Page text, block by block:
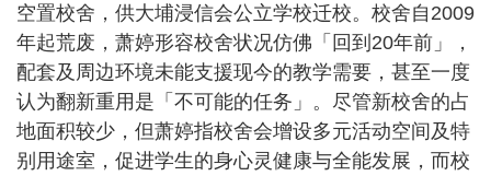
空置校舍，供大埔浸信会公立学校迁校。校舍自2009
年起荒废，萧婷形容校舍状况仿佛「回到20年前」，
配套及周边环境未能支援现今的教学需要，甚至一度
认为翻新重用是「不可能的任务」。尽管新校舍的占
地面积较少，但萧婷指校舍会增设多元活动空间及特
别用途室，促进学生的身心灵健康与全能发展，而校